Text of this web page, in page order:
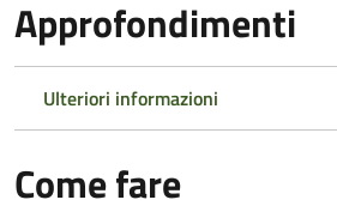
Approfondimenti
Ulteriori informazioni
Come fare